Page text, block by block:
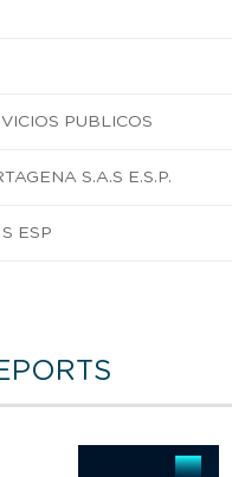
PUBLICOS
S.A.S E.S.P.
ESP